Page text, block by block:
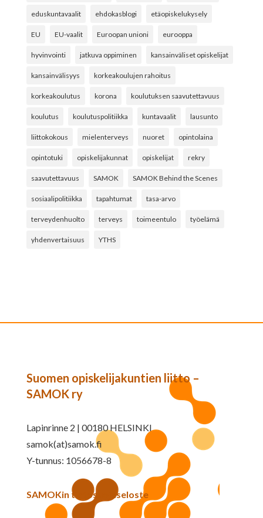
eduskuntavaalit ehdokasblogi etäopiskelukysely
EU EU-vaalit Euroopan unioni eurooppa
hyvinvointi jatkuva oppiminen kansainväliset opiskelijat
kansainvälisyys korkeakoulujen rahoitus
korkeakoulutus korona koulutuksen saavutettavuus
koulutus koulutuspolitiikka kuntavaalit lausunto
liittokokous mielenterveys nuoret opintolaina
opintotuki opiskelijakunnat opiskelijat rekry
saavutettavuus SAMOK SAMOK Behind the Scenes
sosiaalipolitiikka tapahtumat tasa-arvo
terveydenhuolto terveys toimeentulo työelämä
yhdenvertaisuus YTHS
Suomen opiskelijakuntien liitto –
SAMOK ry
Lapinrinne 2 | 00180 HELSINKI
samok(at)samok.fi
Y-tunnus: 1056678-8
SAMOKin tietosuojaseloste